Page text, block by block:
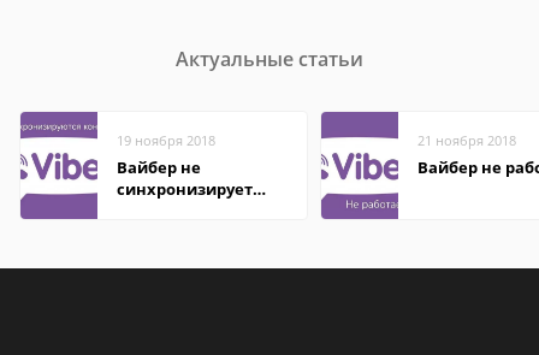
Актуальные статьи
19 ноября 2018
Вайбер не
синхронизирует
21 ноября 2018
Вайбер не